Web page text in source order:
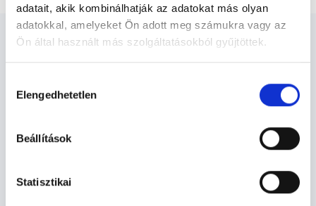
adatait, akik kombinálhatják az adatokat más olyan
adatokkal, amelyeket Ön adott meg számukra vagy az
Ön által használt más szolgáltatásokból gyűjtöttek.
szabályzat:https://foglaljorvost.hu/info/foglaljorvost-
kiválasztása
Elengedhetetlen
Beállítások
Statisztikai
Endokrinológus -
bizalommal az alábbi orvosokhoz. Teljes körű kivizsgálás
után a szakorvos meghatározza a szükséges kezeléseket.